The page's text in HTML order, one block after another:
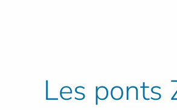
Les ponts